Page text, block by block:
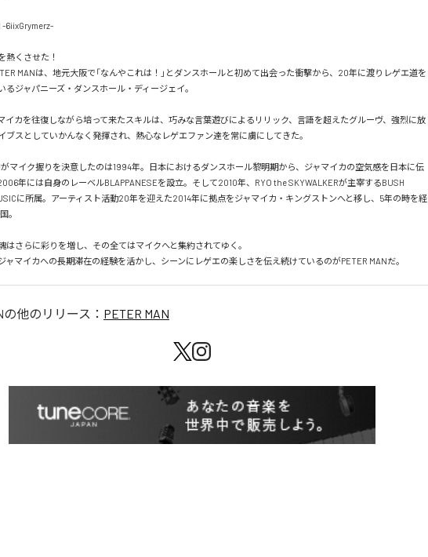
-6iixGrymerz-
熱くさせた！
MANは、地元大阪で「なんやこれは！」とダンスホールと初めて出会った衝撃から、20年に渡りレゲエ道を
るジャパニーズ・ダンスホール・ディージェイ。
イカを往復しながら培って来たスキルは、巧みな言葉遊びによるリリック、言語を超えたグルーヴ、強烈に放
ブスとしていかんなく発揮され、熱心なレゲエファン達を常に虜にしてきた。
がマイク握りを決意したのは1994年。日本におけるダンスホール黎明期から、ジャマイカの空気感を日本に伝
年には自身のレーベルBLAPPANESEを設立。そして2010年、RYO the SKYWALKERが主宰するBUSH
に所属。アーティスト活動20年を迎えた2014年に拠点をジャマイカ・キングストンへと移し、5年の時を経
。
はさらに彩りを増し、その全てはマイクへと集約されてゆく。
ャマイカへの長期滞在の経験を活かし、シーンにレゲエの楽しさを伝え続けているのがPETER MANだ。
の他のリリース： PETER MAN